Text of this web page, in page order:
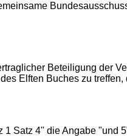
Beteiligung der
Elften Buches zu
Satz 4" die Angabe "und